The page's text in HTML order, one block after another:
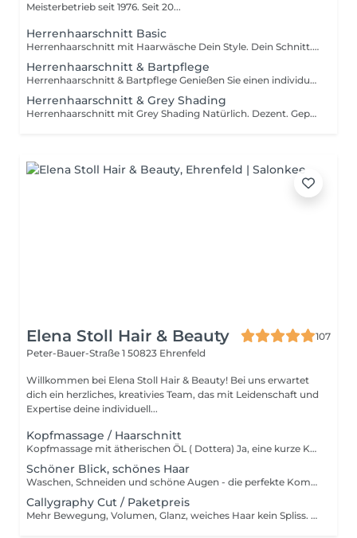
Meisterbetrieb seit 1976. Seit 20...
Herrenhaarschnitt Basic
Herrenhaarschnitt mit Haarwäsche Dein Style. Dein Schnitt. Du wünschst dir einen Haarschnitt, der perfekt zu dir und deinem Stil passt? Mit persönlicher Beratung, präziser Schnitttechnik und einem professionellen Styling schaffen wir einen Look, der individuell auf dich abgestimmt ist. Für einen entspannten Friseurbesuch starten wir mit einer wohltuenden Haarwäsche. Das erwartet dich Persönliche Beratung Entspannende Haarwäsche Individuell auf dich abgestimmter Herrenhaarschnitt Professionelles Styling Nicht die richtige Wahl, wenn … du einen Maschinenschnitt in einer einheitlichen Haarlänge zwischen 0 mm und 20 mm möchtest. In diesem Fall empfehlen wir dir unseren Maschinenhaarschnitt.
Herrenhaarschnitt & Bartpflege
Herrenhaarschnitt & Bartpflege Genießen Sie einen individuell auf Sie abgestimmten Herrenhaarschnitt – mit persönlicher Beratung, präziser Schnitttechnik und einem professionellen Styling für einen gepflegten, modernen Look. Für ein rundum harmonisches Erscheinungsbild ergänzen wir Ihren Haarschnitt durch eine professionelle Bartpflege. Ihr Bart wird gleichmäßig auf eine Länge zwischen 2 mm und 20 mm getrimmt. Anschließend werden die Konturen präzise ausgearbeitet und harmonisch an Ihre Gesichtsform angepasst – für ein sauberes und gepflegtes Ergebnis. Die Bartpflege erfolgt ausschließlich mit professionellen Haarschneidemaschinen und Trimmern. Eine Konturen- oder Nassrasur mit dem Messer ist nicht Bestandteil dieser Dienstleistung. Geeignet für: Herren, die ihren Haarschnitt mit einer professionellen Bartpflege und präzise gepflegten Konturen kombinieren möchten. Nicht geeignet für: Komplette Nassrasuren oder Konturenrasuren mit dem Messer.
Herrenhaarschnitt & Grey Shading
Herrenhaarschnitt mit Grey Shading Natürlich. Dezent. Gepflegt. Du möchtest graue Haare unauffällig kaschieren, ohne künstlich oder gefärbt auszusehen? Mit einem individuell auf dich abgestimmten Herrenhaarschnitt und unserem Grey Shading sorgen wir für ein natürliches, dezentes Farbergebnis und einen sichtbar frischeren Look. Das erwartet dich Persönliche Beratung Entspannende Haarwäsche Individuell auf dich abgestimmter Herrenhaarschnitt Grey Shading zur natürlichen Kaschierung grauer Haare Professionelles Styling Nicht die richtige Wahl, wenn … du dir eine vollständige oder deutlich sichtbare Haarfarbe wünschst. Grey Shading sorgt für eine dezente und natürliche Kaschierung grauer Haare – ohne den Eindruck einer klassischen Coloration.
Elena Stoll Hair & Beauty
107
Peter-Bauer-Straße 1 50823 Ehrenfeld
Willkommen bei Elena Stoll Hair & Beauty! Bei uns erwartet
dich ein herzliches, kreativies Team, das mit Leidenschaft und
Expertise deine individuell...
Kopfmassage / Haarschnitt
Kopfmassage mit ätherischen ÖL ( Dottera) Ja, eine kurze Kopfmassage vom Friseur kann wirklich entspannend sein. Die sanfte Massage mit individuelle Duftnote fördert die Durchblutung und löst Verspannungen. Inklusive personalisiertem Haarschnitt für Entspannung und Pflege in einem Termin.
Schöner Blick, schönes Haar
Waschen, Schneiden und schöne Augen - die perfekte Kombination für einen frischen ,Auftritt mit natürlicher Ausstrahlung.
Callygraphy Cut / Paketpreis
Mehr Bewegung, Volumen, Glanz, weiches Haar kein Spliss. Mehr Informationen www.elenastoll.de Beinhaltet waschen individuelle Pflege Callygraphy Cut & fönen. Immer inklusive: Persönliche Beratung Haarschnitt Styling Hochwertige Pflegeprodukte